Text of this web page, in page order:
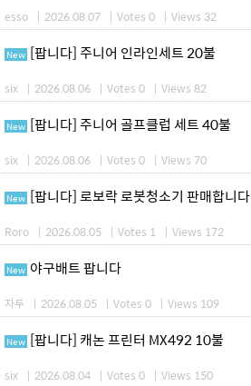
esso | 2026.08.07 | Votes 0 | Views 32
New [팝니다] 주니어 인라인세트 20불
six | 2026.08.06 | Votes 0 | Views 82
New [팝니다] 주니어 골프클럽 세트 40불
six | 2026.08.06 | Votes 0 | Views 70
New [팝니다] 로보락 로봇청소기 판매합니다
Roro | 2026.08.05 | Votes 1 | Views 172
New 야구배트 팝니다
자두 | 2026.08.05 | Votes 0 | Views 109
New [팝니다] 캐논 프린터 MX492 10불
six | 2026.08.04 | Votes 0 | Views 150